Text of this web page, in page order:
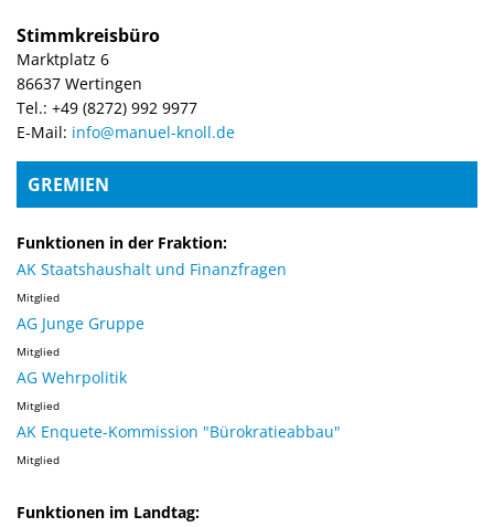
Stimmkreisbüro
Marktplatz 6
86637 Wertingen
Tel.: +49 (8272) 992 9977
E-Mail: info@manuel-knoll.de
GREMIEN
Funktionen in der Fraktion:
AK Staatshaushalt und Finanzfragen
Mitglied
AG Junge Gruppe
Mitglied
AG Wehrpolitik
Mitglied
AK Enquete-Kommission "Bürokratieabbau"
Mitglied
Funktionen im Landtag: